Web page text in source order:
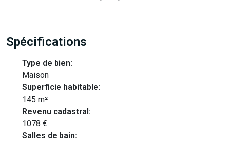
Spécifications
Type de bien:
Maison
Superficie habitable:
145 m²
Revenu cadastral:
1078 €
Salles de bain: